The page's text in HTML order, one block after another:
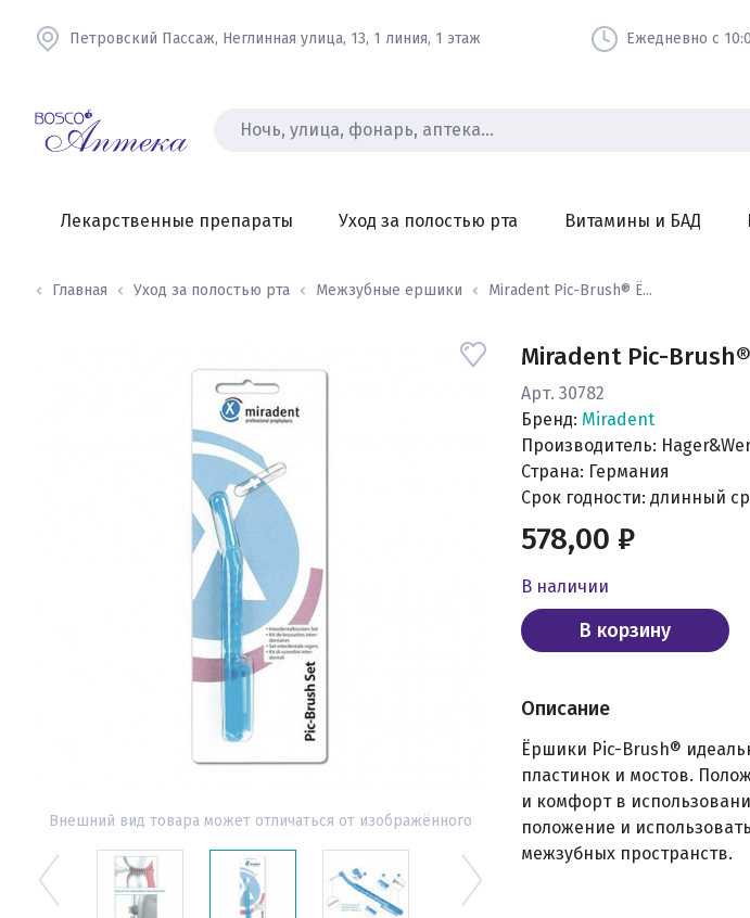
Петровский Пассаж, Неглинная улица, 13, 1 линия, 1 этаж Ежедневно с
Лекарственные препараты Уход за полостью рта Витамины и БАД
Главная Уход за полостью рта Межзубные ершики Miradent Pic-Brush® Ё...
Внешний вид товара может отличаться от изображённого
Miradent Pic-
Арт. 30782
Бренд: Miradent
Производитель:
Страна: Германия
Срок годности: длинный
578,00 ₽
В наличии
В корзину
Описание
Ёршики Pic-Brush®
пластинок и мостов.
и комфорт в
положение и
межзубных пространств.